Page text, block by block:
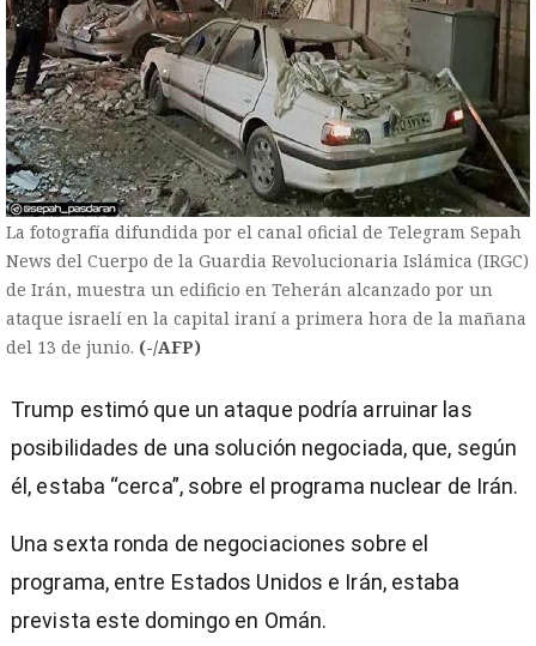
La fotografía difundida por el canal oficial de Telegram Sepah
News del Cuerpo de la Guardia Revolucionaria Islámica (IRGC)
de Irán, muestra un edificio en Teherán alcanzado por un
ataque israelí en la capital iraní a primera hora de la mañana
del 13 de junio. (-/AFP)
Trump estimó que un ataque podría arruinar las
posibilidades de una solución negociada, que, según
él, estaba “cerca”, sobre el programa nuclear de Irán.
Una sexta ronda de negociaciones sobre el
programa, entre Estados Unidos e Irán, estaba
prevista este domingo en Omán.